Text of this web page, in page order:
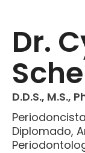
Dr.
D.D.S., M.S.,
Diplomado,